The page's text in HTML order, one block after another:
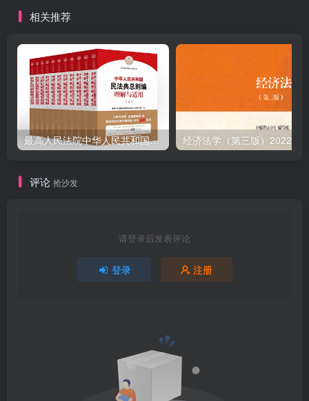
相关推荐
最高人民法院中华人民共和国民法典理解与适用全套11册PDF电子版
评论 抢沙发
请登录后发表评论
登录 注册